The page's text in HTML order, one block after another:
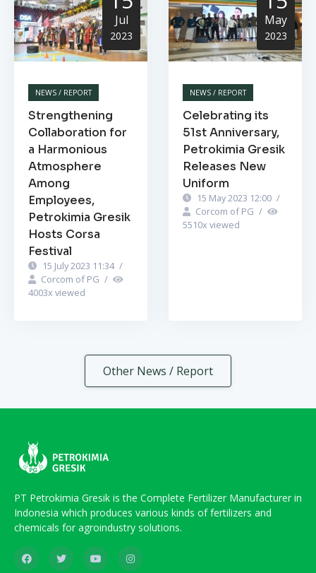
Jul
2023
NEWS / REPORT
Strengthening
Collaboration for
a Harmonious
Atmosphere
Among
Employees,
Petrokimia Gresik
Hosts Corsa
Festival
15 July 2023 11:34 /
Corcom of PG /
4003x viewed
May
2023
NEWS / REPORT
Celebrating its
51st Anniversary,
Petrokimia Gresik
Releases New
Uniform
15 May 2023 12:00 /
Corcom of PG /
5510x viewed
Other News / Report
PT Petrokimia Gresik is the Complete Fertilizer Manufacturer in
Indonesia which produces various kinds of fertilizers and
chemicals for agroindustry solutions.